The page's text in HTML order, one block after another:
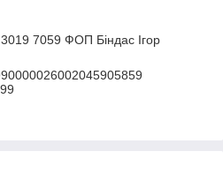
7059 ФОП Біндас Ігор